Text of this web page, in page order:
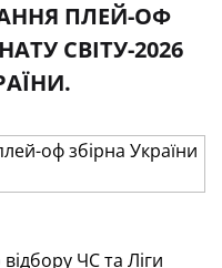
ПЛЕЙ-ОФ
СВІТУ-2026
ЧС та Ліги